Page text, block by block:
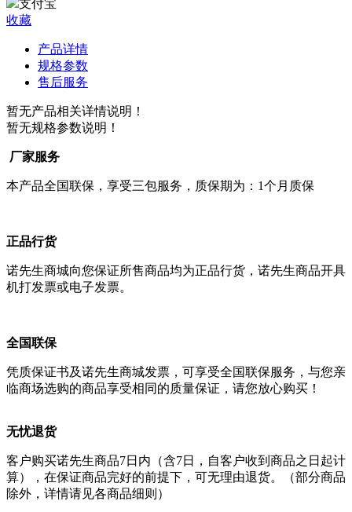
支付宝
收藏
产品详情
规格参数
售后服务
暂无产品相关详情说明！
暂无规格参数说明！
厂家服务
本产品全国联保，享受三包服务，质保期为：1个月质保
正品行货
诺先生商城向您保证所售商品均为正品行货，诺先生商品开具
机打发票或电子发票。
全国联保
凭质保证书及诺先生商城发票，可享受全国联保服务，与您亲
临商场选购的商品享受相同的质量保证，请您放心购买！
无忧退货
客户购买诺先生商品7日内（含7日，自客户收到商品之日起计
算），在保证商品完好的前提下，可无理由退货。（部分商品
除外，详情请见各商品细则）